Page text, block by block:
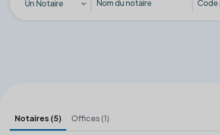
Un Notaire
Notaires (5) Offices (1)